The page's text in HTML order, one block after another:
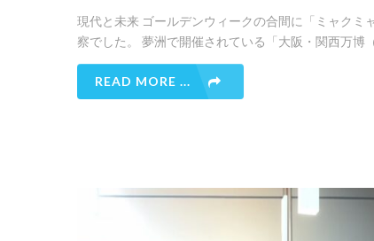
現代と未来 ゴールデンウィークの合間に「ミャク
察でした。 夢洲で開催されている「大阪・関西万博
READ MORE ...